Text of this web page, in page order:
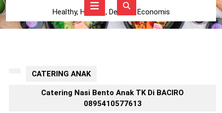
Healthy, Higienis, Delicius, Economis
Button
CATERING ANAK
Catering Nasi Bento Anak TK Di BACIRO
0895410577613